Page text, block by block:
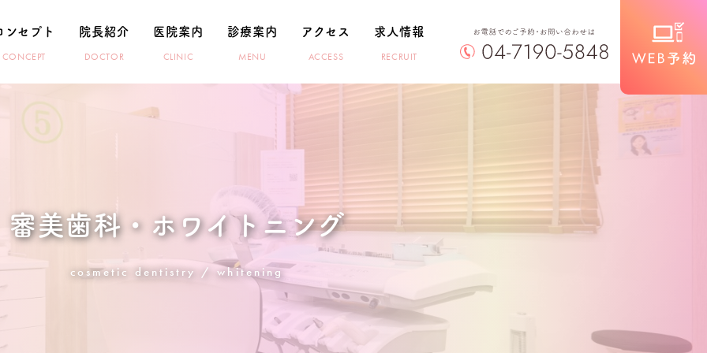
ンセプト
CONCEPT
院長紹介
DOCTOR
医院案内
CLINIC
診療案内
MENU
アクセス
ACCESS
求人情報
RECRUIT
審美歯科・ホワイトニング
cosmetic dentistry / whitening